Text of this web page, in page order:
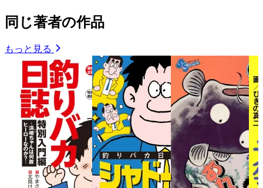
同じ著者の作品
もっと見る